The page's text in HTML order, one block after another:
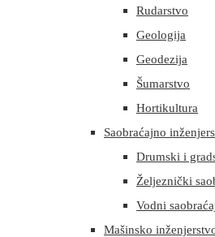
Rudarstvo
Geologija
Geodezija
Šumarstvo
Hortikultura
Saobraćajno
Drumski i
Željeznički
Vodni
Mašinsko